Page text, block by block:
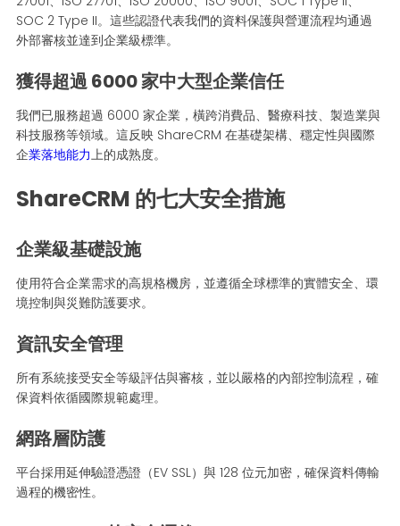
SOC 2 Type II。這些認證代表我們的資料保護與營運流程均通過
外部審核並達到企業級標準。
獲得超過 6000 家中大型企業信任
我們已服務超過 6000 家企業，橫跨消費品、醫療科技、製造業與
科技服務等領域。這反映 ShareCRM 在基礎架構、穩定性與國際
企業落地能力上的成熟度。
ShareCRM 的七大安全措施
企業級基礎設施
使用符合企業需求的高規格機房，並遵循全球標準的實體安全、環
境控制與災難防護要求。
資訊安全管理
所有系統接受安全等級評估與審核，並以嚴格的內部控制流程，確
保資料依循國際規範處理。
網路層防護
平台採用延伸驗證憑證（EV SSL）與 128 位元加密，確保資料傳輸
過程的機密性。